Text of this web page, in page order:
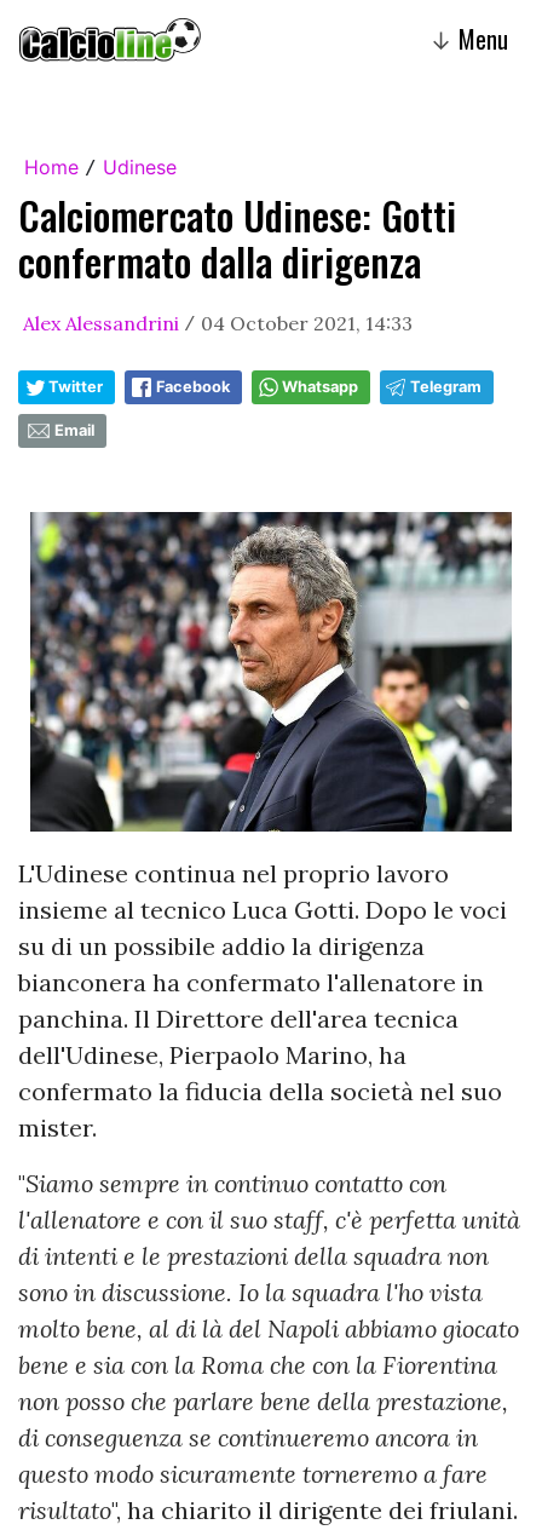
↓ Menu
Home / Udinese
Calciomercato Udinese: Gotti
confermato dalla dirigenza
Alex Alessandrini / 04 October 2021, 14:33
Twitter Facebook Whatsapp Telegram
Email
L'Udinese continua nel proprio lavoro
insieme al tecnico Luca Gotti. Dopo le voci
su di un possibile addio la dirigenza
bianconera ha confermato l'allenatore in
panchina. Il Direttore dell'area tecnica
dell'Udinese, Pierpaolo Marino, ha
confermato la fiducia della società nel suo
mister.
"Siamo sempre in continuo contatto con
l'allenatore e con il suo staff, c'è perfetta unità
di intenti e le prestazioni della squadra non
sono in discussione. Io la squadra l'ho vista
molto bene, al di là del Napoli abbiamo giocato
bene e sia con la Roma che con la Fiorentina
non posso che parlare bene della prestazione,
di conseguenza se continueremo ancora in
questo modo sicuramente torneremo a fare
risultato", ha chiarito il dirigente dei friulani.